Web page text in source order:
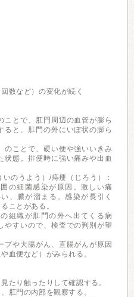
数など）の変化が続く
ことで、肛門周辺の血管が膨ら
と、肛門の外にいぼ状の膨ら
のことで、硬い便や強いいきみ
状態。排便時に強い痛みや出血
のうよう）/痔瘻（じろう）：
の細菌感染が原因。激しい痛
、膿が溜まる。感染が長引く
ことがある。
組織が肛門の外へ出てくる病
やすいので、検査での判別が望
プや大腸がん、直腸がんが原因
血便など）がみられる。
たり触ったりして確認する。
肛門の内部を観察する。